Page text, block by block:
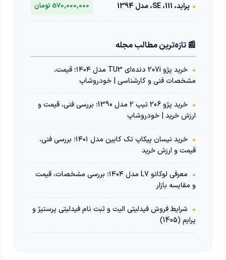
• پراید، 111، SE، مدل 1394 570,000,000 تومان
📰 تازه‌ترین مطالب مجله
•
خرید پژو 207i دنده‌ای TU3 مدل ۱۴۰۴؛ قیمت،
مشخصات فنی و کارشناسی | خودروشاپ
•
خرید پژو 206 تیپ 2 مدل 1390؛ بررسی فنی، قیمت و
ارزش خرید | خودروشاپ
•
خرید نیسان پیکاپ تک کابین مدل ۱۴۰۱؛ بررسی فنی،
قیمت و ارزش خرید
•
معرفی لوکانو L7 مدل ۱۴۰۴؛ بررسی مشخصات، قیمت
و مقایسه بازار
• شرایط فروش فیدلیتی الیت و ثبت نام فیدلیتی پرستیژ و
پرایم (1405)